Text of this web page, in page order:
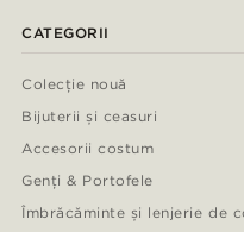
CATEGORII
Colecție nouă
Bijuterii și ceasuri
Accesorii costum
Genți & Portofele
Îmbrăcăminte și lenjerie de